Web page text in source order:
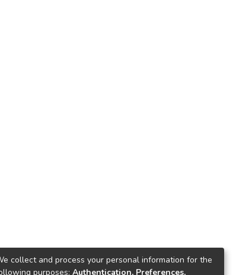
collect and process your personal information for the
purposes: Authentication, Preferences,